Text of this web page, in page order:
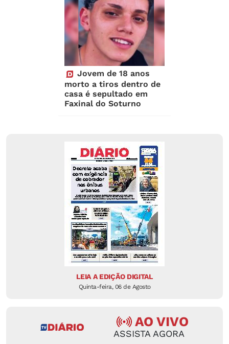
Jovem de 18 anos
morto a tiros dentro de
casa é sepultado em
Faxinal do Soturno
LEIA A EDIÇÃO DIGITAL
Quinta-feira, 06 de Agosto
AO VIVO
ASSISTA AGORA